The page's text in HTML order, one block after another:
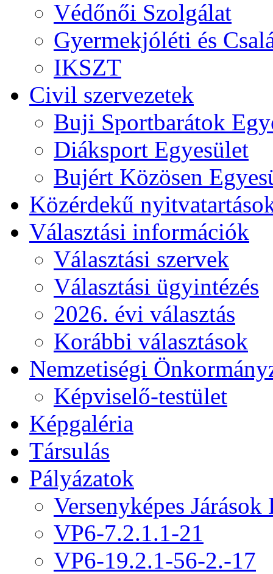
Védőnői Szolgálat
Gyermekjóléti és
IKSZT
Civil szervezetek
Buji Sportbarátok
Diáksport Egyesület
Bujért Közösen
Közérdekű
Választási információk
Választási szervek
Választási ügyintézés
2026. évi választás
Korábbi választások
Nemzetiségi
Képviselő-testület
Képgaléria
Társulás
Pályázatok
Versenyképes Járások
VP6-7.2.1.1-21
VP6-19.2.1-56-2.-17